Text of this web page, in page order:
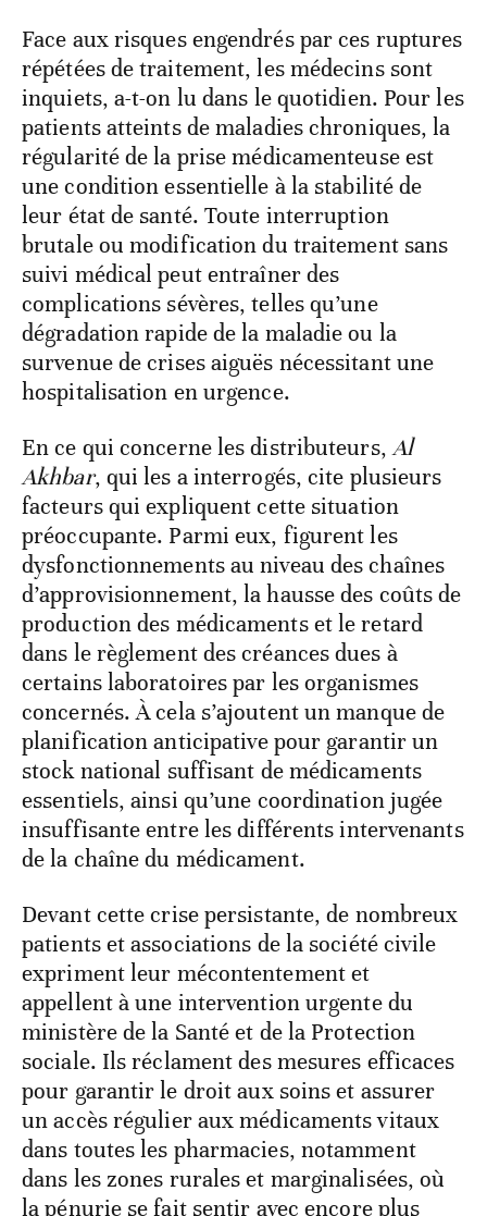
Face aux risques engendrés par ces ruptures
répétées de traitement, les médecins sont
inquiets, a-t-on lu dans le quotidien. Pour les
patients atteints de maladies chroniques, la
régularité de la prise médicamenteuse est
une condition essentielle à la stabilité de
leur état de santé. Toute interruption
brutale ou modification du traitement sans
suivi médical peut entraîner des
complications sévères, telles qu’une
dégradation rapide de la maladie ou la
survenue de crises aiguës nécessitant une
hospitalisation en urgence.
En ce qui concerne les distributeurs,Al
Akhbar, qui les a interrogés, cite plusieurs
facteurs qui expliquent cette situation
préoccupante. Parmi eux, figurent les
dysfonctionnements au niveau des chaînes
d’approvisionnement, la hausse des coûts de
production des médicaments et le retard
dans le règlement des créances dues à
certains laboratoires par les organismes
concernés. À cela s’ajoutent un manque de
planification anticipative pour garantir un
stock national suffisant de médicaments
essentiels, ainsi qu’une coordination jugée
insuffisante entre les différents intervenants
de la chaîne du médicament.
Devant cette crise persistante, de nombreux
patients et associations de la société civile
expriment leur mécontentement et
appellent à une intervention urgente du
ministère de la Santé et de la Protection
sociale. Ils réclament des mesures efficaces
pour garantir le droit aux soins et assurer
un accès régulier aux médicaments vitaux
dans toutes les pharmacies, notamment
dans les zones rurales et marginalisées, où
la pénurie se fait sentir avec encore plus